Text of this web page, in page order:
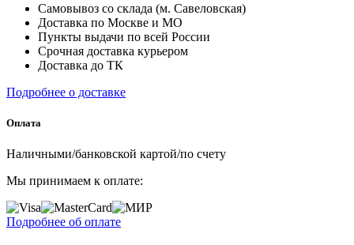
Самовывоз со склада (м. Савеловская)
Доставка по Москве и МО
Пункты выдачи по всей России
Срочная доставка курьером
Доставка до ТК
Подробнее о доставке
Оплата
Наличными/банковской картой/по счету
Мы принимаем к оплате:
Подробнее об оплате